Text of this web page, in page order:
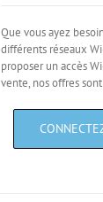
Que vous ayez
différents réseaux
proposer un accès
vente, nos offres